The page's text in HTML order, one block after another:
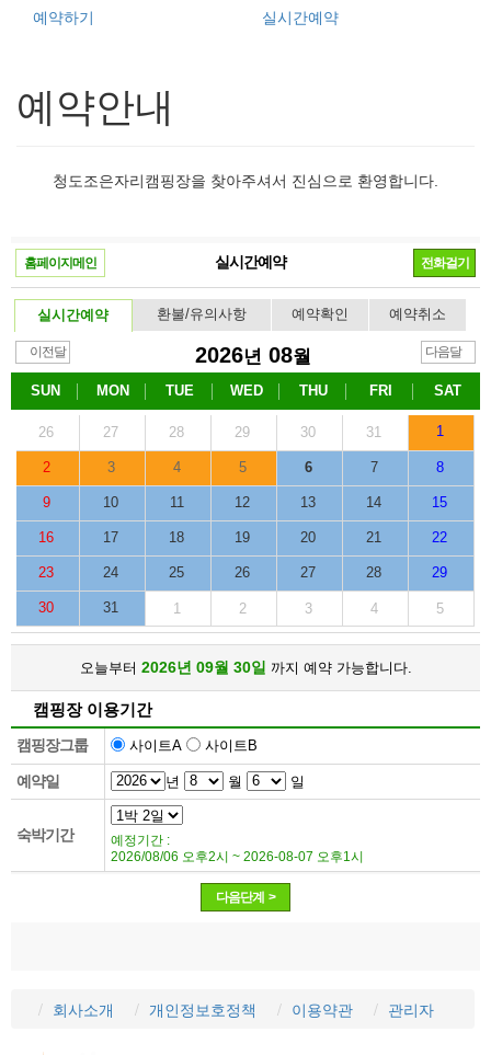
예약하기
실시간예약
예약안내
청도조은자리캠핑장을 찾아주셔서 진심으로 환영합니다.
회사소개 개인정보호정책 이용약관 관리자